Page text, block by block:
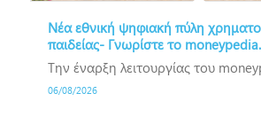
Νέα εθνική ψηφιακή πύλη
παιδείας- Γνωρίστε το
Την έναρξη λειτουργίας του
06/08/2026